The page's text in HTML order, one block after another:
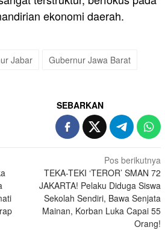
ekonomi daerah.
Jabar
Gubernur Jawa Barat
SEBARKAN
Pos berikutnya
TEKA-TEKI ‘TEROR’ SMAN 72
JAKARTA! Pelaku Diduga Siswa
Sekolah Sendiri, Bawa Senjata
Mainan, Korban Luka Capai 55
Orang!